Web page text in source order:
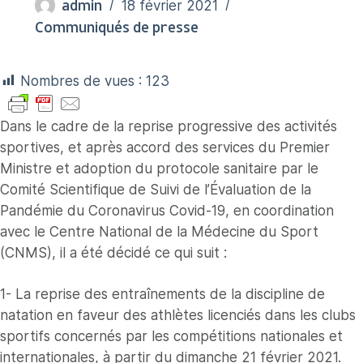
admin 18 février 2021
Communiqués de presse
Nombres de vues : 123
Dans le cadre de la reprise progressive des activités
sportives, et après accord des services du Premier
Ministre et adoption du protocole sanitaire par le
Comité Scientifique de Suivi de l’Évaluation de la
Pandémie du Coronavirus Covid-19, en coordination
avec le Centre National de la Médecine du Sport
(CNMS), il a été décidé ce qui suit :
1- La reprise des entraînements de la discipline de
natation en faveur des athlètes licenciés dans les clubs
sportifs concernés par les compétitions nationales et
internationales, à partir du dimanche 21 février 2021.